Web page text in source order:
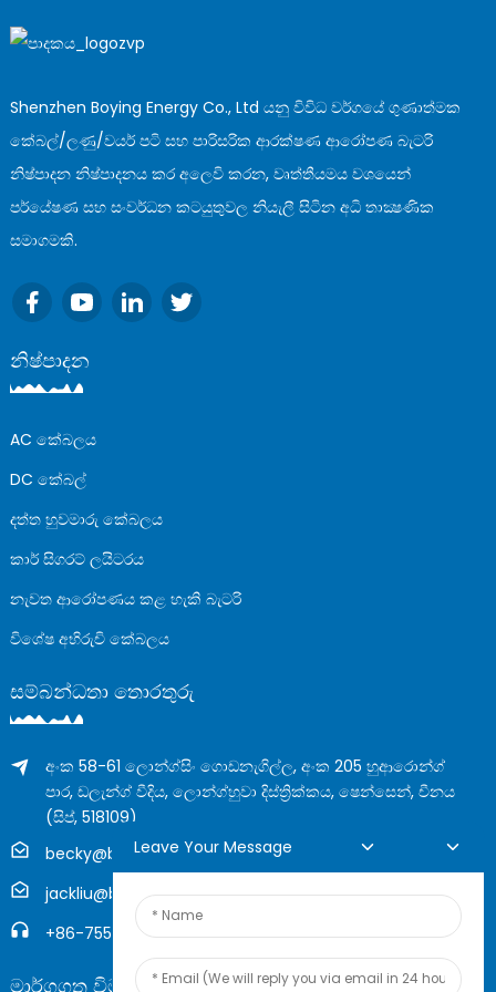
Shenzhen Boying Energy Co., Ltd යනු විවිධ වර්ගයේ ගුණාත්මක
කේබල්/ලණු/වයර් පටි සහ පාරිසරික ආරක්ෂණ ආරෝපණ බැටරි
නිෂ්පාදන නිෂ්පාදනය කර අලෙවි කරන, වෘත්තීයමය වශයෙන්
පර්යේෂණ සහ සංවර්ධන කටයුතුවල නියැලී සිටින අධි තාක්‍ෂණික
සමාගමකි.
නිෂ්පාදන
AC කේබලය
DC කේබල්
දත්ත හුවමාරු කේබලය
කාර් සිගරට් ලයිටරය
නැවත ආරෝපණය කළ හැකි බැටරි
විශේෂ අභිරුචි කේබලය
සම්බන්ධතා තොරතුරු
අංක 58-61 ලොන්ග්සිං ගොඩනැගිල්ල, අංක 205 හුආරොන්ග්
පාර, ඩලැන්ග් වීදිය, ලොන්ග්හුවා දිස්ත්‍රික්කය, ෂෙන්සෙන්, චීනය
(සිප්, 518109)
becky@boyingcable.com
jackliu@boyingcable.com
+86-755-21014277
මාර්ගගත විමසුම
Leave Your Message